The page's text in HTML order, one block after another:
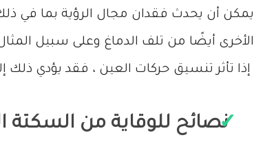
يمكن أن يحدث فقدان مجال الرؤية بما في
الأخرى أيضًا من تلف الدماغ وعلى سبيل
إذا تأثر تنسيق حركات العين ، فقد يؤدي ذلك
نصائح للوقاية من السكتة